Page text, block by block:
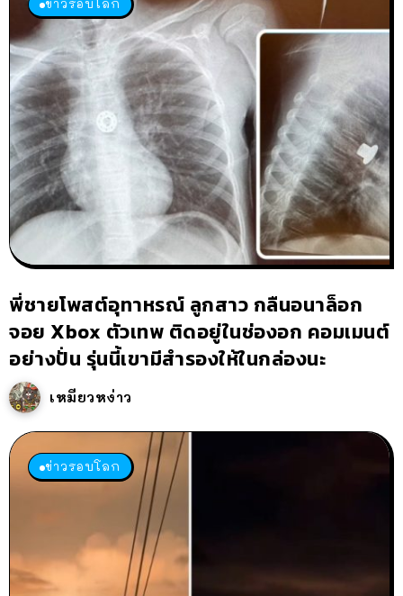
พี่ชายโพสต์อุทาหรณ์ ลูกสาว กลืนอนาล็อก
จอย Xbox ตัวเทพ ติดอยู่ในช่องอก คอมเมนต์
อย่างปั่น รุ่นนี้เขามีสำรองให้ในกล่องนะ
เหมียวหง่าว
ข่าวรอบโลก